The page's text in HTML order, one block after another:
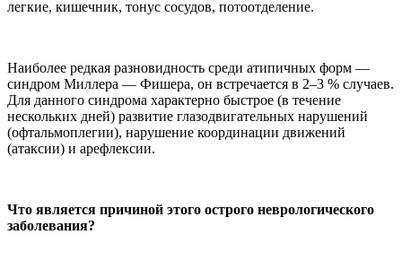
легкие, кишечник, тонус сосудов, потоотделение.
Наиболее редкая разновидность среди атипичных форм —
синдром Миллера — Фишера, он встречается в 2–3 % случаев.
Для данного синдрома характерно быстрое (в течение
нескольких дней) развитие глазодвигательных нарушений
(офтальмоплегии), нарушение координации движений
(атаксии) и арефлексии.
Что является причиной этого острого неврологического
заболевания?